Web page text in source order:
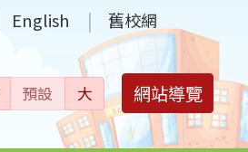
English 舊校網
預設 大 網站導覽